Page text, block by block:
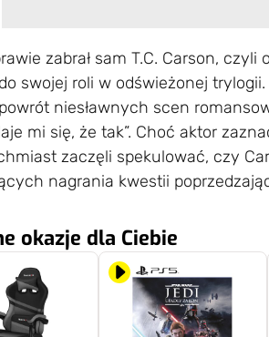
zabrał sam T.C. Carson,
swojej roli w odświeżonej
niesławnych scen
mi się, że tak”. Choć aktor
zaczęli spekulować, czy
nagrania kwestii
okazje dla Ciebie